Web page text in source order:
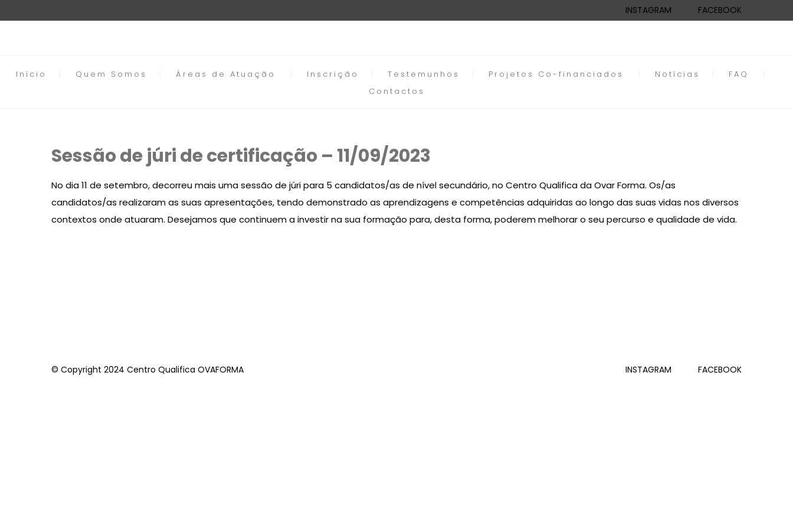
FACEBOOK
INSTAGRAM
Início Quem Somos Áreas de Atuação Inscrição Testemunhos Projetos Co-financiados Notícias
FAQ
Contactos
Sessão de júri de certificação – 11/09/2023
No dia 11 de setembro, decorreu mais uma sessão de júri para 5 candidatos/as de nível secundário, no Centro Qualifica da Ovar Forma. Os/as
candidatos/as realizaram as suas apresentações, tendo demonstrado as aprendizagens e competências adquiridas ao longo das suas vidas nos diversos
contextos onde atuaram. Desejamos que continuem a investir na sua formação para, desta forma, poderem melhorar o seu percurso e qualidade de vida.
© Copyright 2024 Centro Qualifica OVAFORMA FACEBOOK
INSTAGRAM